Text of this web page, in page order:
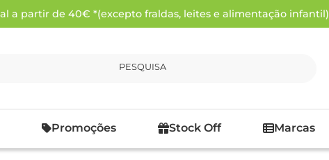
a partir de 40€ *(excepto fraldas, leites e alimentação infantil)
PESQUISA
Promoções Stock Off Marcas